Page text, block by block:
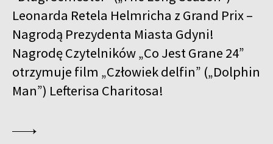
Leonarda Retela Helmricha z Grand Prix –
Nagrodą Prezydenta Miasta Gdyni!
Nagrodę Czytelników „Co Jest Grane 24”
otrzymuje film „Człowiek delfin” („Dolphin
Man”) Lefterisa Charitosa!